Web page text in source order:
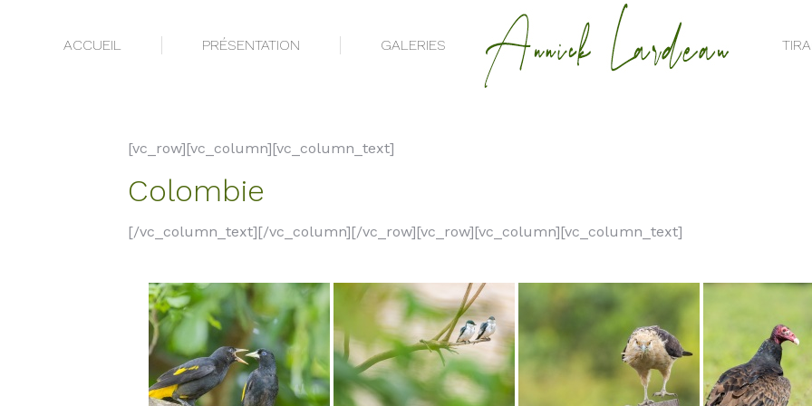
ACCUEIL PRÉSENTATION GALERIES
[vc_row][vc_column][vc_column_text]
Colombie
[/vc_column_text][/vc_column][/vc_row][vc_row][vc_column][vc_column_text]
ACCUEIL PRÉSENTATION GALERIES